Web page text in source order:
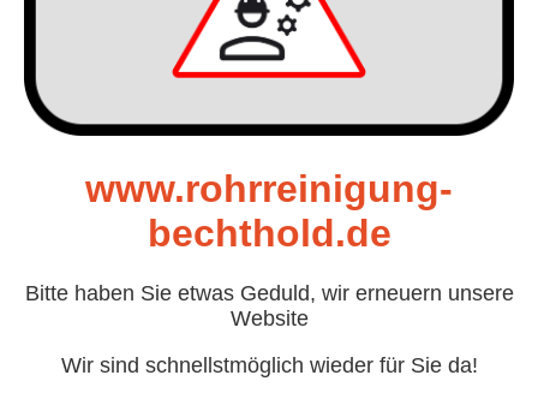
www.rohrreinigung-
bechthold.de
Bitte haben Sie etwas Geduld, wir erneuern unsere
Website
Wir sind schnellstmöglich wieder für Sie da!